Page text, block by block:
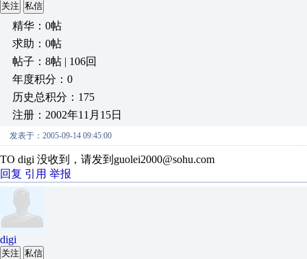
关注 私信
精华：0帖
求助：0帖
帖子：8帖 | 106回
年度积分：0
历史总积分：175
注册：2002年11月15日
发表于：2005-09-14 09:45:00
TO digi 没收到，请发到guolei2000@sohu.com
回复 引用 举报
digi
关注 私信